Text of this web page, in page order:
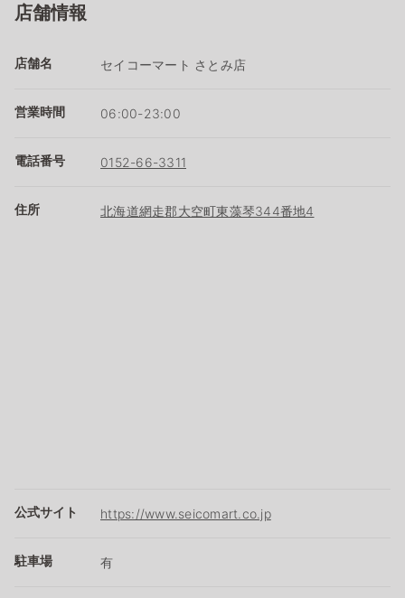
店舗情報
店舗名 セイコーマート さとみ店
営業時間 06:00-23:00
電話番号 0152-66-3311
住所 北海道網走郡大空町東藻琴344番地4
公式サイト https://www.seicomart.co.jp
駐車場 有